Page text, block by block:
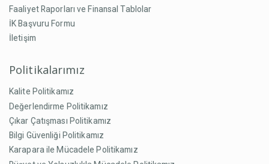
Faaliyet Raporları ve Finansal Tablolar
İK Başvuru Formu
İletişim
Politikalarımız
Kalite Politikamız
Değerlendirme Politikamız
Çıkar Çatışması Politikamız
Bilgi Güvenliği Politikamız
Karapara ile Mücadele Politikamız